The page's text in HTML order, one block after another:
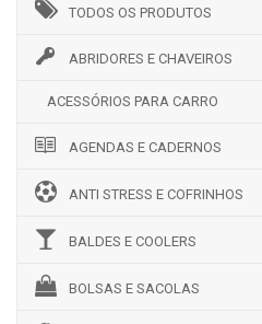
TODOS OS PRODUTOS
ABRIDORES E CHAVEIROS
ACESSÓRIOS PARA CARRO
AGENDAS E CADERNOS
ANTI STRESS E COFRINHOS
BALDES E COOLERS
BOLSAS E SACOLAS